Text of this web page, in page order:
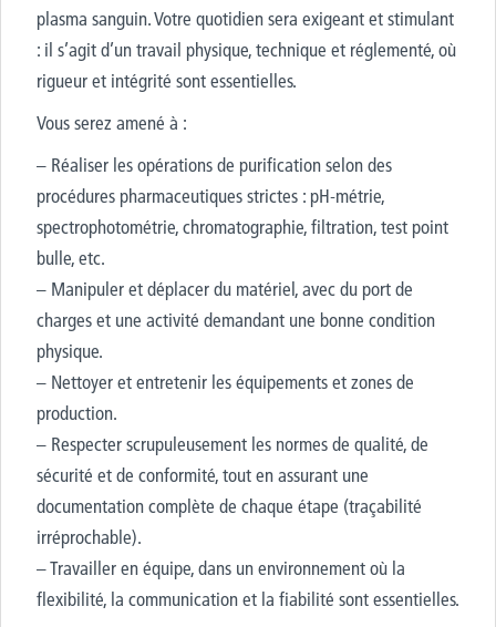
plasma sanguin. Votre quotidien sera exigeant et stimulant
: il s’agit d’un travail physique, technique et réglementé, où
rigueur et intégrité sont essentielles.
Vous serez amené à :
– Réaliser les opérations de purification selon des
procédures pharmaceutiques strictes : pH-métrie,
spectrophotométrie, chromatographie, filtration, test point
bulle, etc.
– Manipuler et déplacer du matériel, avec du port de
charges et une activité demandant une bonne condition
physique.
– Nettoyer et entretenir les équipements et zones de
production.
– Respecter scrupuleusement les normes de qualité, de
sécurité et de conformité, tout en assurant une
documentation complète de chaque étape (traçabilité
irréprochable).
– Travailler en équipe, dans un environnement où la
flexibilité, la communication et la fiabilité sont essentielles.